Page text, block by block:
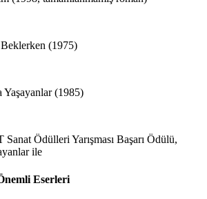
(1975)
Yaşayanlar (1985)
Sanat Ödülleri Yarışması Başarı Ödülü,
ile
Eserleri